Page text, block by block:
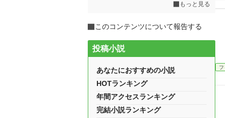
もっと見る
このコンテンツについて報告する
投稿小説
あなたにおすすめの小説
HOTランキング
年間アクセスランキング
完結小説ランキング